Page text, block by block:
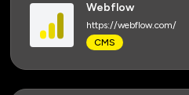
Webflow
https://webflow.com/
CMS